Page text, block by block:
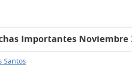
Importantes Noviembre
Santos